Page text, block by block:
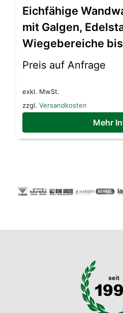
Eichfähige
mit Galgen,
Wiegebereiche
Preis auf Anfrage
exkl. MwSt.
zzgl. Versandkosten
Produkt
weist
mehrere
Varianten
auf.
Die
Optionen
auf
Produktseite
werden
Mehr